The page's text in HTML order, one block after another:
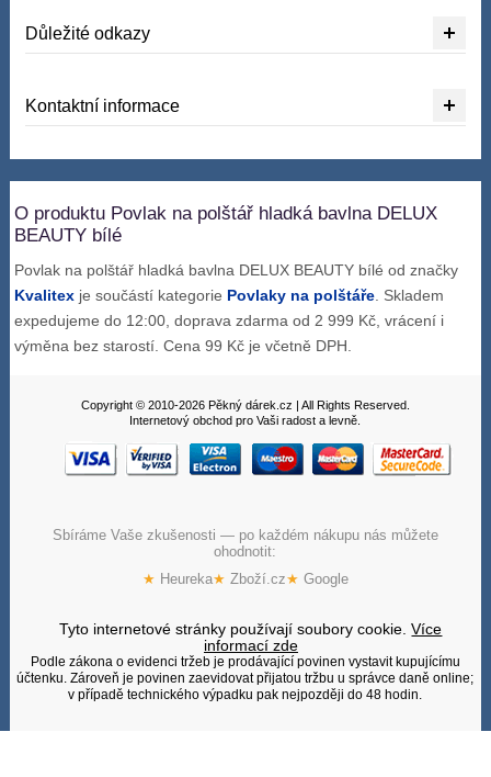
Důležité odkazy
Kontaktní informace
O produktu Povlak na polštář hladká bavlna DELUX
BEAUTY bílé
Povlak na polštář hladká bavlna DELUX BEAUTY bílé od značky
Kvalitex je součástí kategorie Povlaky na polštáře . Skladem
expedujeme do 12:00, doprava zdarma od 2 999 Kč, vrácení i
výměna bez starostí. Cena 99 Kč je včetně DPH.
Copyright © 2010-2026 Pěkný dárek.cz | All Rights Reserved.
Internetový obchod pro Vaši radost a levně.
Sbíráme Vaše zkušenosti — po každém nákupu nás můžete
ohodnotit:
★ Heureka★ Zboží.cz★ Google
Tyto internetové stránky používají soubory cookie.Více
informací zde
Podle zákona o evidenci tržeb je prodávající povinen vystavit kupujícímu
účtenku. Zároveň je povinen zaevidovat přijatou tržbu u správce daně online;
v případě technického výpadku pak nejpozději do 48 hodin.